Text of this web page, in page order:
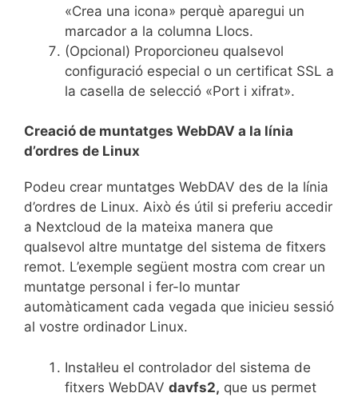
«Crea una icona» perquè aparegui un
marcador a la columna Llocs.
(Opcional) Proporcioneu qualsevol
configuració especial o un certificat SSL a
la casella de selecció «Port i xifrat».
Creació de muntatges WebDAV a la línia
d’ordres de Linux
Podeu crear muntatges WebDAV des de la línia
d’ordres de Linux. Això és útil si preferiu accedir
a Nextcloud de la mateixa manera que
qualsevol altre muntatge del sistema de fitxers
remot. L’exemple següent mostra com crear un
muntatge personal i fer-lo muntar
automàticament cada vegada que inicieu sessió
al vostre ordinador Linux.
Instal·leu el controlador del sistema de
fitxers WebDAV davfs2, que us permet